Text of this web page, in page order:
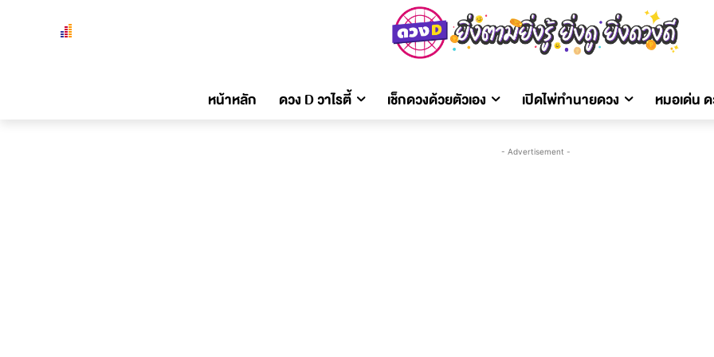
หน้าหลัก ดวง D วาไรตี้ เช็กดวงด้วยตัวเอง เปิดไพ่ทำนายดวง หมอเด่น
- Advertisement -